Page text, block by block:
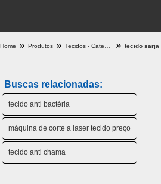
Home Produtos
Buscas relacionadas:
tecido anti bactéria
máquina de corte a laser tecido preço
tecido anti chama